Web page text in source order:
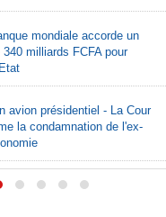
mondiale accorde un
milliards FCFA pour
avion présidentiel - La Cour
la condamnation de l'ex-